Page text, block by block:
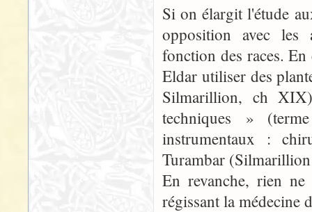
Si on élargit l'étude
opposition avec les
fonction des races.
Eldar utiliser des
Silmarillion, ch
techniques »
instrumentaux :
Turambar
En revanche, rien
régissant la médecine